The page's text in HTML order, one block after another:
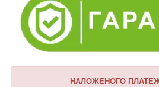
НАЛОЖЕНОГО